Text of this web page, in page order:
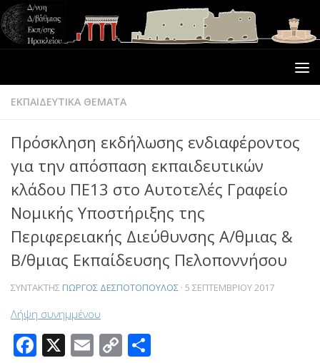
ΕΚΠΑΙΔΕΥΤΙΚΑ ΘΕΜΑΤΑ
Πρόσκληση εκδήλωσης ενδιαφέροντος
για την απόσπαση εκπαιδευτικών
κλάδου ΠΕ13 στο Αυτοτελές Γραφείο
Νομικής Υποστήριξης της
Περιφερειακής Διεύθυνσης Α/θμιας &
Β/θμιας Εκπαίδευσης Πελοποννήσου
ΣΥΝΤΆΚΤΗΣ ΓΙΏΡΓΟΣ ΔΕΣΠΟΤΌΠΟΥΛΟΣ · 5 ΣΕΠΤΕΜΒΡΊΟΥ 2017
Λήψη συνημμένου
Facebook
X Email
Copy